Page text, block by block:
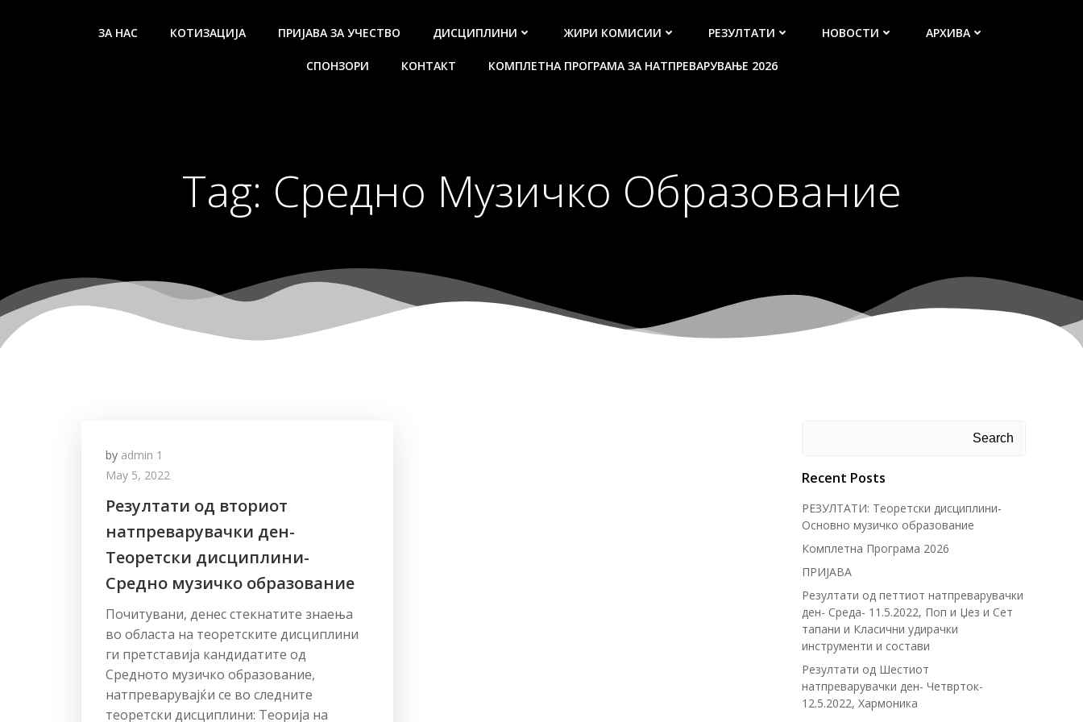
ЗА НАС КОТИЗАЦИЈА ПРИЈАВА ЗА УЧЕСТВО ДИСЦИПЛИНИ ЖИРИ КОМИСИИ РЕЗУЛТАТИ НОВОСТИ АРХИВА
СПОНЗОРИ КОНТАКТ КОМПЛЕТНА ПРОГРАМА ЗА НАТПРЕВАРУВАЊЕ 2026
Tag: Средно Музичко Образование
by admin 1
May 5, 2022
Резултати од вториот
натпреварувачки ден-
Теоретски дисциплини-
Средно музичко образование
Почитувани, денес стекнатите знаења
во областа на теоретските дисциплини
ги претставија кандидатите од
Средното музичко образование,
натпреварувајќи се во следните
теоретски дисциплини: Теорија на
Search
Recent Posts
РЕЗУЛТАТИ: Теоретски дисциплини-
Основно музичко образование
Комплетна Програма 2026
ПРИЈАВА
Резултати од петтиот натпреварувачки
ден- Среда- 11.5.2022, Поп и Џез и Сет
тапани и Класични удирачки
инструменти и состави
Резултати од Шестиот
натпреварувачки ден- Четврток-
12.5.2022, Хармоника